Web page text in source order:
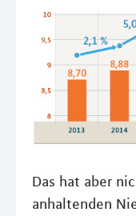
Das hat aber
anhaltenden